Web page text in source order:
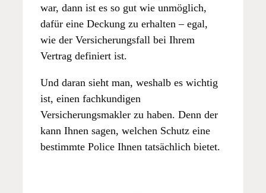
war, dann ist es so gut wie unmöglich,
dafür eine Deckung zu erhalten – egal,
wie der Versicherungsfall bei Ihrem
Vertrag definiert ist.
Und daran sieht man, weshalb es wichtig
ist, einen fachkundigen
Versicherungsmakler zu haben. Denn der
kann Ihnen sagen, welchen Schutz eine
bestimmte Police Ihnen tatsächlich bietet.